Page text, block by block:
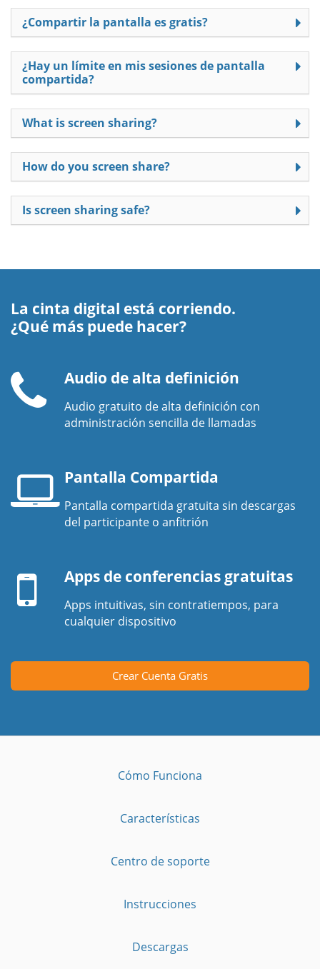
¿Compartir la pantalla es gratis?
¿Hay un límite en mis sesiones de pantalla
compartida?
What is screen sharing?
How do you screen share?
Is screen sharing safe?
La cinta digital está corriendo.
¿Qué más puede hacer?
Auricular
Audio de alta definición
Audio gratuito de alta definición con
administración sencilla de llamadas
Pantalla
Pantalla Compartida
Pantalla compartida gratuita sin descargas
del participante o anfitrión
Apps de conferencias gratuitas
Apps intuitivas, sin contratiempos, para
cualquier dispositivo
Crear Cuenta Gratis
Cómo Funciona
Características
Centro de soporte
Instrucciones
Descargas